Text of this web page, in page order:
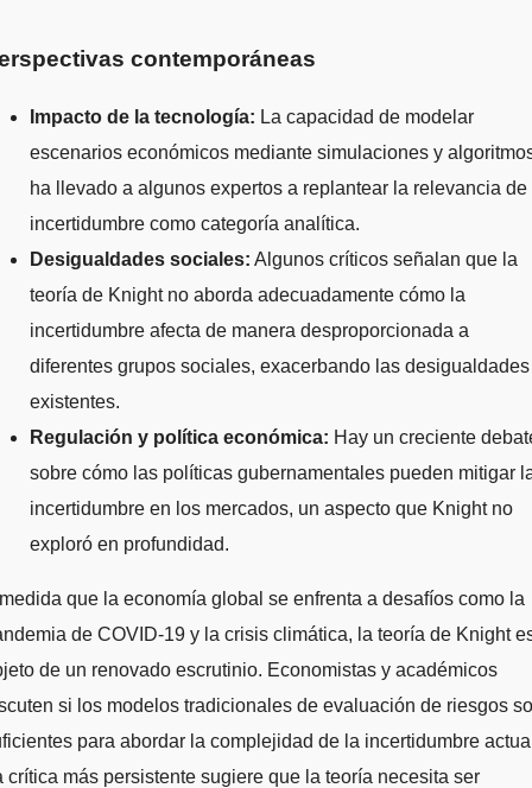
contemporáneas
Impacto de la tecnología: La capacidad de modelar
escenarios económicos mediante simulaciones y
ha llevado a algunos expertos a replantear la relevancia de
incertidumbre como categoría analítica.
Desigualdades sociales: Algunos críticos señalan que la
teoría de Knight no aborda adecuadamente cómo la
incertidumbre afecta de manera desproporcionada a
diferentes grupos sociales, exacerbando las desigualdades
existentes.
Regulación y política económica: Hay un creciente
sobre cómo las políticas gubernamentales pueden mitigar
incertidumbre en los mercados, un aspecto que Knight no
exploró en profundidad.
que la economía global se enfrenta a desafíos como la
de COVID-19 y la crisis climática, la teoría de Knight
de un renovado escrutinio. Economistas y académicos
si los modelos tradicionales de evaluación de riesgos
para abordar la complejidad de la incertidumbre
crítica más persistente sugiere que la teoría necesita ser